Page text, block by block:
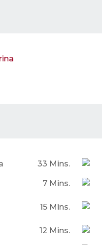
33 Mins.
7 Mins.
15 Mins.
12 Mins.